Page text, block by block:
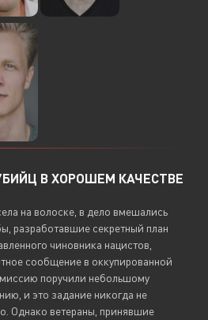
В ХОРОШЕМ КАЧЕСТВЕ
на волоске, в дело вмешались
разработавшие секретный план
чиновника нацистов,
сообщение в оккупированной
поручили небольшому
и это задание никогда не
Однако ветераны, принявшие